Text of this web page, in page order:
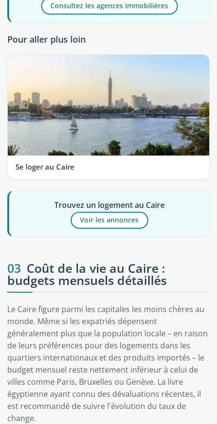
Consultez les agences immobilières
Pour aller plus loin
Se loger au Caire
Trouvez un logement au Caire
Voir les annonces
03 Coût de la vie au Caire :
budgets mensuels détaillés
Le Caire figure parmi les capitales les moins chères au
monde. Même si les expatriés dépensent
généralement plus que la population locale – en raison
de leurs préférences pour des logements dans les
quartiers internationaux et des produits importés – le
budget mensuel reste nettement inférieur à celui de
villes comme Paris, Bruxelles ou Genève. La livre
égyptienne ayant connu des dévaluations récentes, il
est recommandé de suivre l'évolution du taux de
change.